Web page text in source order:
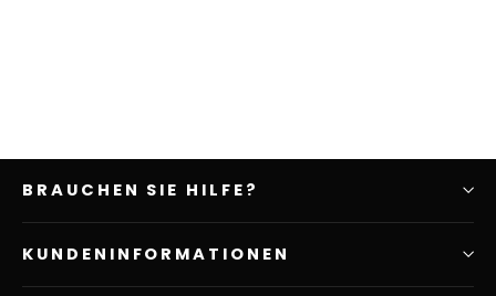
BRAUCHEN SIE HILFE?
KUNDENINFORMATIONEN